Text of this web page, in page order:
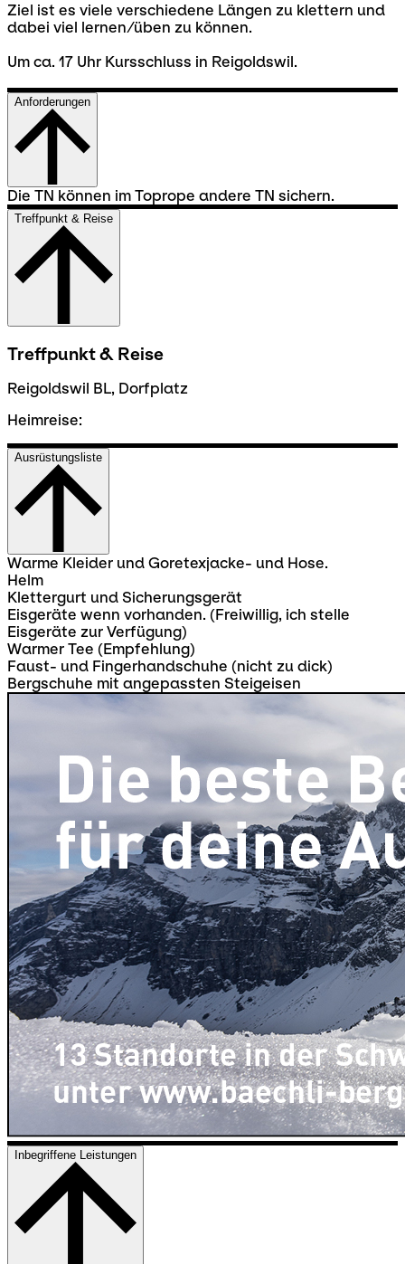
Ziel ist es viele verschiedene Längen zu klettern und
dabei viel lernen/üben zu können.
Um ca. 17 Uhr Kursschluss in Reigoldswil.
Anforderungen
Die TN können im Toprope andere TN sichern.
Treffpunkt & Reise
Treffpunkt & Reise
Reigoldswil BL, Dorfplatz
Heimreise:
Ausrüstungsliste
Warme Kleider und Goretexjacke- und Hose.
Helm
Klettergurt und Sicherungsgerät
Eisgeräte wenn vorhanden. (Freiwillig, ich stelle
Eisgeräte zur Verfügung)
Warmer Tee (Empfehlung)
Faust- und Fingerhandschuhe (nicht zu dick)
Bergschuhe mit angepassten Steigeisen
Inbegriffene Leistungen